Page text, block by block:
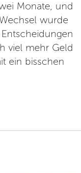
Monate, und
wurde
viel mehr Geld
ein bisschen